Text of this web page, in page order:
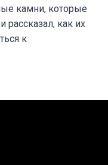
камни, которые
рассказал, как их
к